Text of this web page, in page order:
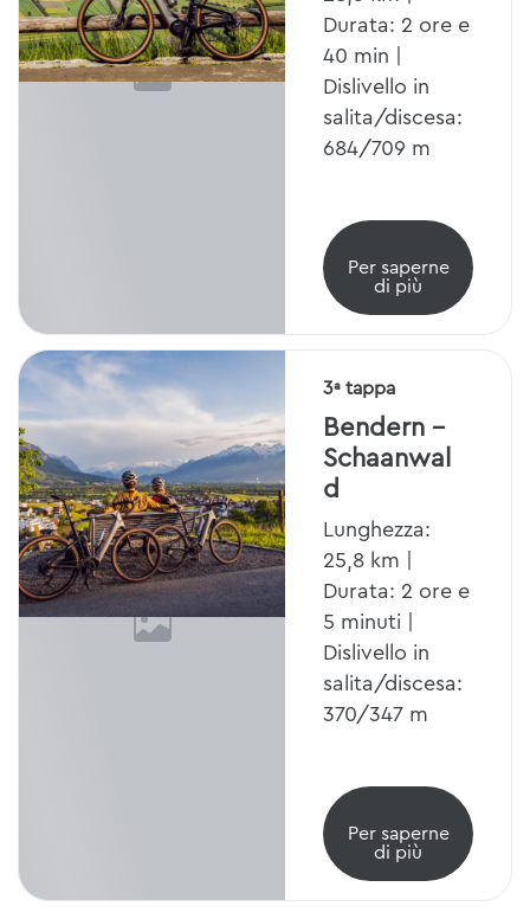
Durata: 2 ore e
40 min |
Dislivello in
salita/discesa:
684/709 m
Per saperne
di più
3ª tappa
Bendern -
Schaanwal
d
Lunghezza:
25,8 km |
Durata: 2 ore e
5 minuti |
Dislivello in
salita/discesa:
370/347 m
Per saperne
di più